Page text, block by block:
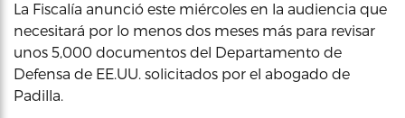
La Fiscalía anunció este miércoles en la audiencia que
necesitará por lo menos dos meses más para revisar
unos 5,000 documentos del Departamento de
Defensa de EE.UU. solicitados por el abogado de
Padilla.